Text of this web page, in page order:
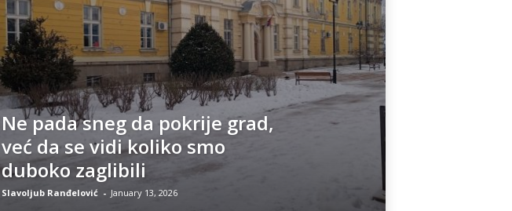
Ne pada sneg da pokrije grad,
već da se vidi koliko smo
duboko zaglibili
Slavoljub Ranđelović - January 13, 2026